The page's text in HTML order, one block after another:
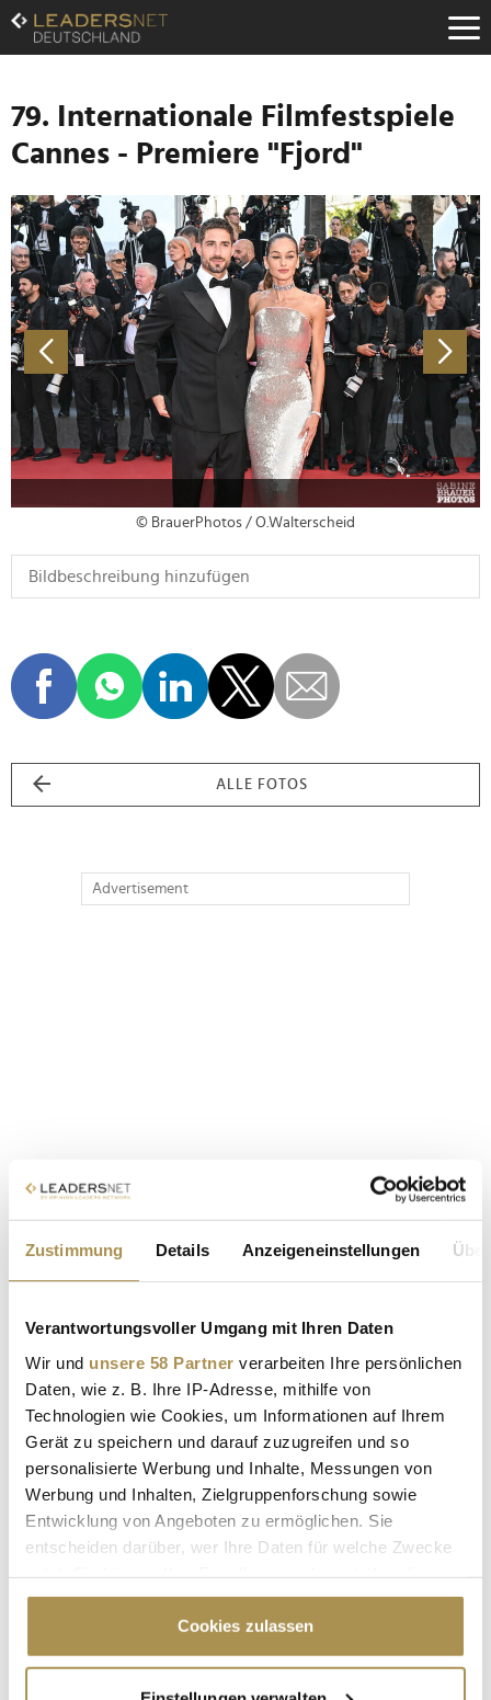
Zustimmung Details Anzeigeneinstellungen
Verantwortungsvoller Umgang mit Ihren Daten
Wir und unsere 58 Partner verarbeiten Ihre persönlichen
Daten, wie z. B. Ihre IP-Adresse, mithilfe von
Technologien wie Cookies, um Informationen auf Ihrem
Gerät zu speichern und darauf zuzugreifen und so
personalisierte Werbung und Inhalte, Messungen von
Werbung und Inhalten, Zielgruppenforschung sowie
Entwicklung von Angeboten zu ermöglichen. Sie
entscheiden darüber, wer Ihre Daten für welche Zwecke
Cookie-Erklärung oder durch Klicken auf das Privacy
Trigger Symbol ändern oder widerrufen
Cookies zulassen
Zum
Inhalt
Zur
Navigation
Zur
Hauptnavigation
79. Internationale Filmfestspiele
Cannes - Premiere "Fjord"
© BrauerPhotos / O.Walterscheid
ALLE FOTOS
Advertisement